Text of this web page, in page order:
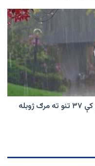
پاکستان کې د باران او سیلاب پېښو کې ۳۷ تنو ته مرګ ژوبله